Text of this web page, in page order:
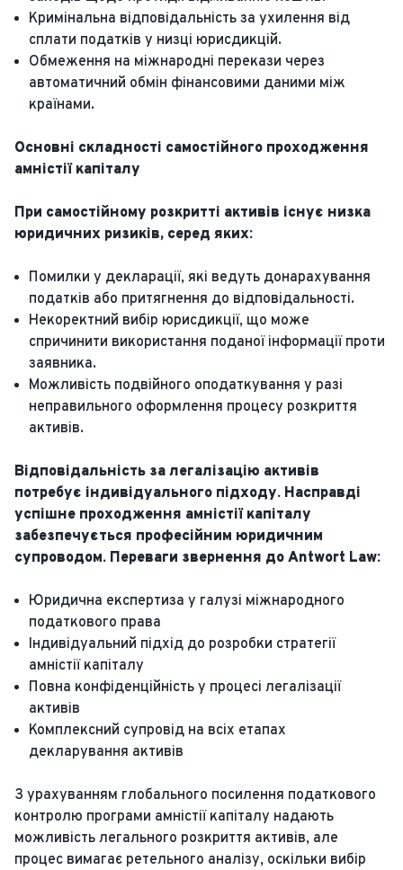
Кримінальна відповідальність за ухилення від
сплати податків у низці юрисдикцій.
Обмеження на міжнародні перекази через
автоматичний обмін фінансовими даними між
країнами.
Основні складності самостійного проходження
амністії капіталу
При самостійному розкритті активів існує низка
юридичних ризиків, серед яких:
Помилки у декларації, які ведуть донарахування
податків або притягнення до відповідальності.
Некоректний вибір юрисдикції, що може
спричинити використання поданої інформації проти
заявника.
Можливість подвійного оподаткування у разі
неправильного оформлення процесу розкриття
активів.
Відповідальність за легалізацію активів
потребує індивідуального підходу. Насправді
успішне проходження амністії капіталу
забезпечується професійним юридичним
супроводом. Переваги звернення до Antwort Law:
Юридична експертиза у галузі міжнародного
податкового права
Індивідуальний підхід до розробки стратегії
амністії капіталу
Повна конфіденційність у процесі легалізації
активів
Комплексний супровід на всіх етапах
декларування активів
З урахуванням глобального посилення податкового
контролю програми амністії капіталу надають
можливість легального розкриття активів, але
процес вимагає ретельного аналізу, оскільки вибір